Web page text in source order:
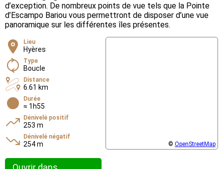
d’exception. De nombreux points de vue tels que la Pointe
d’Escampo Bariou vous permettront de disposer d’une vue
panoramique sur les différentes îles présentes.
Lieu
Hyères
Type
Boucle
Distance
6.61 km
Durée
≈ 1h55
Dénivelé positif
253 m
Dénivelé négatif
254 m © OpenStreetMap